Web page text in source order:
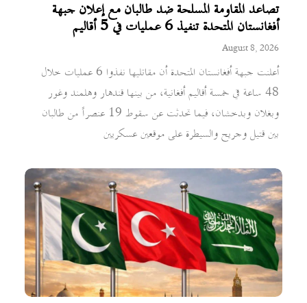
تصاعد المقاومة المسلحة ضد طالبان مع إعلان جبهة
أفغانستان المتحدة تنفيذ 6 عمليات في 5 أقاليم
August 8, 2026
أعلنت جبهة أفغانستان المتحدة أن مقاتليها نفذوا 6 عمليات خلال
48 ساعة في خمسة أقاليم أفغانية، من بينها قندهار وهلمند وغور
وبغلان وبدخشان، فيما تحدثت عن سقوط 19 عنصراً من طالبان
بين قتيل وجريح والسيطرة على موقعين عسكريين